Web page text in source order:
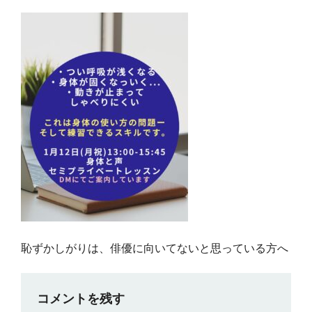
恥ずかしがりは、俳優に向いてないと思っている方へ
コメントを残す